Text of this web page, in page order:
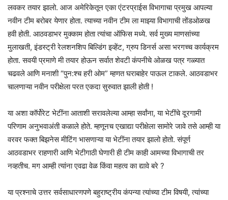
लवकर तयार झालो. आज अमेरिकेतून एका एंटरप्राईस विभागाचा प्रमुख आपल्या
नवीन टीम बरोबर येणार होता. त्याच्या नवीन टीम ला माझ्या विभागाची तोंडओळख
हवी होती. आठवडाभर मुक्काम होता त्यांचा ऑफिस मध्ये. सर्व मुख्य माणसांच्या
मुलाखती, इंडस्ट्री रेलशनशिप बिल्डिंग इव्हेंट, ग्रुप डिनर्स असा भरगच्च कार्यक्रम
होता. सवयी प्रमाणे मी तयार होऊन सर्वात शेवटी कंपनीचे ओळख पत्र गळ्यात
चढवले आणि मनाशी “पुन:श्च हरी ओम” म्हणत घराबाहेर पाऊल टाकले. आठवडाभर
चालणाऱ्या नवीन परीक्षेला परत एकदा सुरुवात झाली होती !
या अशा कॉर्पोरेट भेटींना आताशी सरावलेल्या आम्हा सर्वांना, या भेटींचे दूरगामी
परिणाम अनुभवाअंती कळाले होते. म्हणूनच एखाद्या परीक्षेला सामोरे जावे तसे आम्ही या
वरवर फक्त बिझनेस मीटिंग भासणाऱ्या या भेटींना तयार झालो होतो. संपूर्ण
आठवडाभर राहणारी आणि भेटीगाठी घेणारी ही टीम काही आमच्या विभागाची तर
नव्हतीच. मग आम्ही त्यांना एवढा वेळ किंवा महत्व का द्यावे बरे ?
या प्रश्नाचे उत्तर सर्वसाधारणपणे बहुराष्ट्रीय कंपन्या त्यांच्या टीम विषयी, त्यांच्या